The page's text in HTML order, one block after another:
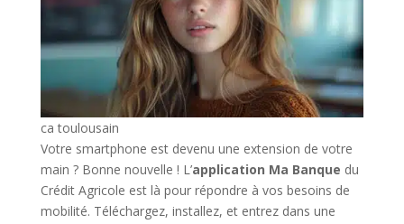
ca toulousain
Votre smartphone est devenu une extension de votre
main ? Bonne nouvelle ! L’application Ma Banque du
Crédit Agricole est là pour répondre à vos besoins de
mobilité. Téléchargez, installez, et entrez dans une